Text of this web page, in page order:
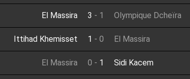
El Massira 3 - 1 Olympique Dcheïra
Ittihad Khemisset 1 - 0 El Massira
El Massira 0 - 1 Sidi Kacem